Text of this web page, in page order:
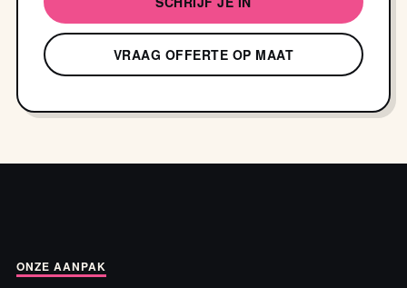
VRAAG OFFERTE OP MAAT
ONZE AANPAK